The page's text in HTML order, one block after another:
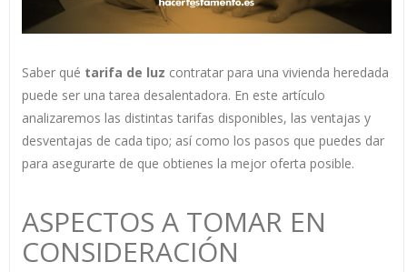
Saber qué tarifa de luz contratar para una vivienda heredada
puede ser una tarea desalentadora. En este artículo
analizaremos las distintas tarifas disponibles, las ventajas y
desventajas de cada tipo; así como los pasos que puedes dar
para asegurarte de que obtienes la mejor oferta posible.
ASPECTOS A TOMAR EN
CONSIDERACIÓN